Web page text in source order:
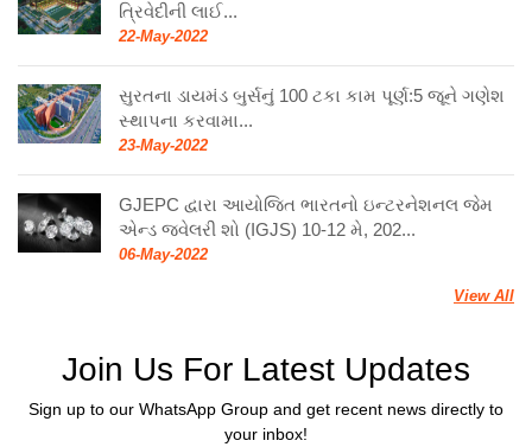
ત્રિવેદીની લાઈ...
22-May-2022
સુરતના ડાયમંડ બુર્સનું 100 ટકા કામ પૂર્ણ:5 જૂને ગણેશ
સ્થાપના કરવામા...
23-May-2022
GJEPC દ્વારા આયોજિત ભારતનો ઇન્ટરનેશનલ જેમ
એન્ડ જ્વેલરી શો (IGJS) 10-12 મે, 202...
06-May-2022
View All
Join Us For Latest Updates
Sign up to our WhatsApp Group and get recent news directly to
your inbox!